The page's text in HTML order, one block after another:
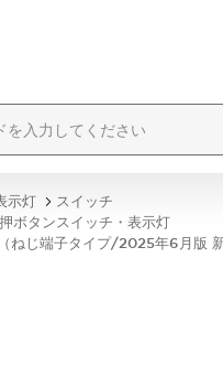
示灯
スイッチ
タンスイッチ・表示灯
ねじ端子タイプ/2025年6月版